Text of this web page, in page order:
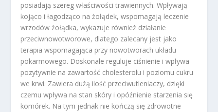
posiadają szereg właściwości trawiennych. Wpływają
kojąco i łagodząco na żołądek, wspomagają leczenie
wrzodów żołądka, wykazuje również działanie
przeciwnowotworowe, dlatego zalecany jest jako
terapia wspomagająca przy nowotworach układu
pokarmowego. Doskonale reguluje ciśnienie i wpływa
pozytywnie na zawartość cholesterolu i poziomu cukru
we krwi. Zawiera dużą ilość przeciwutleniaczy, dzięki
czemu wpływa na stan skóry i opóźnienie starzenia się
komórek. Na tym jednak nie kończą się zdrowotne